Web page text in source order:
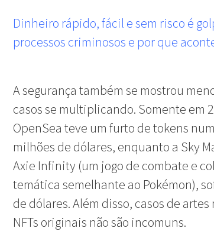
Dinheiro rápido, fácil e sem risco é
processos criminosos e por que
A segurança também se mostrou
casos se multiplicando. Somente em
OpenSea teve um furto de tokens
milhões de dólares, enquanto a Sky
Axie Infinity (um jogo de combate e
temática semelhante ao Pokémon),
de dólares. Além disso, casos de
NFTs originais não são incomuns.